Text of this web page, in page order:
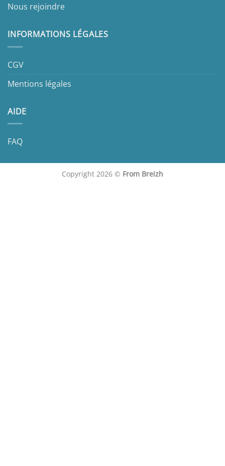
Nous rejoindre
INFORMATIONS LÉGALES
CGV
Mentions légales
AIDE
FAQ
Copyright 2026 © From Breizh